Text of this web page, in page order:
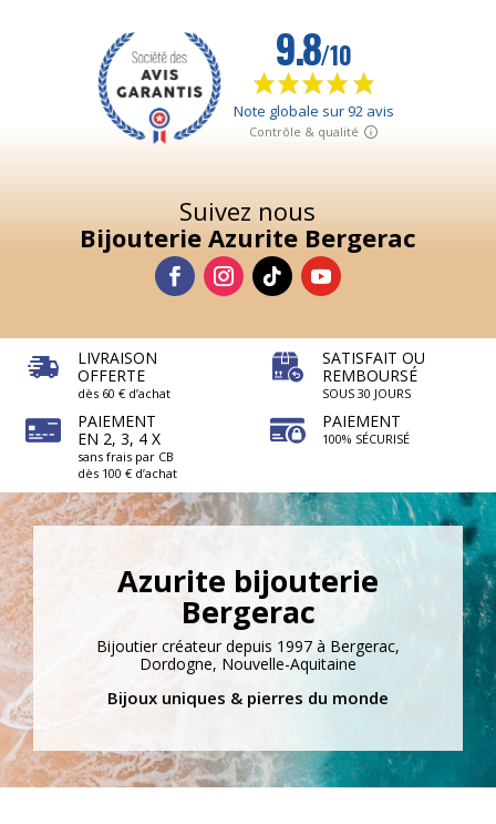
Suivez nous
Bijouterie Azurite Bergerac
LIVRAISON
OFFERTE
dès 60 € d’achat
PAIEMENT
EN 2, 3, 4 X
sans frais par CB
dès 100 € d’achat
SATISFAIT OU
REMBOURSÉ
SOUS 30 JOURS
PAIEMENT
100% SÉCURISÉ
Azurite bijouterie
Bergerac
Bijoutier créateur depuis 1997 à Bergerac,
Dordogne, Nouvelle-Aquitaine
Bijoux uniques & pierres du monde